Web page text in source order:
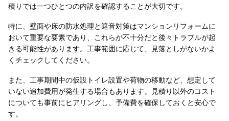
積りでは一つひとつの内訳を確認することが大切です。
特に、壁面や床の防水処理と遮音対策はマンションリフォームに
おいて重要な要素であり、これらが不十分だと後々トラブルが起
きる可能性があります。工事範囲に応じて、見落としがないかよ
くチェックしてください。
また、工事期間中の仮設トイレ設置や荷物の移動など、想定して
いない追加費用が発生する場合もあります。見積り以外のコスト
についても事前にヒアリングし、予備費を確保しておくと安心で
す。